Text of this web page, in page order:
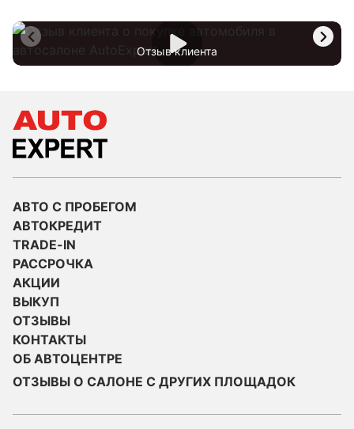
Отзыв клиента
АВТО С ПРОБЕГОМ
АВТОКРЕДИТ
TRADE-IN
РАССРОЧКА
АКЦИИ
ВЫКУП
ОТЗЫВЫ
КОНТАКТЫ
ОБ АВТОЦЕНТРЕ
ОТЗЫВЫ О САЛОНЕ С ДРУГИХ ПЛОЩАДОК